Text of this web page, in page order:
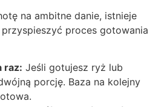
na ambitne danie, istnieje
proces gotowania
raz: Jeśli gotujesz ryż lub
porcję. Baza na kolejny